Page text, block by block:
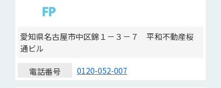
愛知県名古屋市中区錦１－３－７ 平和不動産桜
通ビル
電話番号
0120-052-007